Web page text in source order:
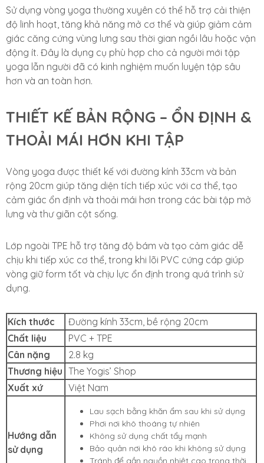
Sử dụng vòng yoga thường xuyên có thể hỗ trợ cải thiện
độ linh hoạt, tăng khả năng mở cơ thể và giúp giảm cảm
giác căng cứng vùng lưng sau thời gian ngồi lâu hoặc vận
động ít. Đây là dụng cụ phù hợp cho cả người mới tập
yoga lẫn người đã có kinh nghiệm muốn luyện tập sâu
hơn và an toàn hơn.
THIẾT KẾ BẢN RỘNG – ỔN ĐỊNH &
THOẢI MÁI HƠN KHI TẬP
Vòng yoga được thiết kế với đường kính 33cm và bản
rộng 20cm giúp tăng diện tích tiếp xúc với cơ thể, tạo
cảm giác ổn định và thoải mái hơn trong các bài tập mở
lưng và thư giãn cột sống.
Lớp ngoài TPE hỗ trợ tăng độ bám và tạo cảm giác dễ
chịu khi tiếp xúc cơ thể, trong khi lõi PVC cứng cáp giúp
vòng giữ form tốt và chịu lực ổn định trong quá trình sử
dụng.
Kích thước
Đường kính 33cm, bề rộng 20cm
Chất liệu
PVC + TPE
Cân nặng
2.8 kg
Thương hiệu The Yogis’ Shop
Xuất xứ
Việt Nam
Hướng dẫn
sử dụng
Lau sạch bằng khăn ẩm sau khi sử dụng
Phơi nơi khô thoáng tự nhiên
Không sử dụng chất tẩy mạnh
Bảo quản nơi khô ráo khi không sử dụng
Tránh để gần nguồn nhiệt cao trong thời